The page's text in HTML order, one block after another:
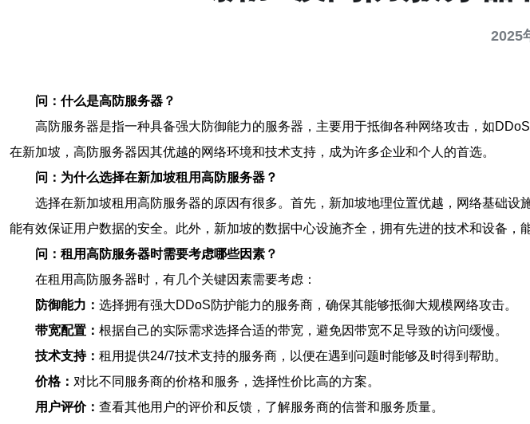
2025
问：什么是高防服务器？
高防服务器是指一种具备强大防御能力的服务器，主要用于抵御各种网络攻击，如
在新加坡，高防服务器因其优越的网络环境和技术支持，成为许多企业和个人的首选。
问：为什么选择在新加坡租用高防服务器？
选择在新加坡租用高防服务器的原因有很多。首先，新加坡地理位置优越，网络基础
能有效保证用户数据的安全。此外，新加坡的数据中心设施齐全，拥有先进的技术和设备，
问：租用高防服务器时需要考虑哪些因素？
在租用高防服务器时，有几个关键因素需要考虑：
防御能力： 选择拥有强大DDoS防护能力的服务商，确保其能够抵御大规模网络攻击。
带宽配置： 根据自己的实际需求选择合适的带宽，避免因带宽不足导致的访问缓慢。
技术支持： 租用提供24/7技术支持的服务商，以便在遇到问题时能够及时得到帮助。
价格： 对比不同服务商的价格和服务，选择性价比高的方案。
用户评价： 查看其他用户的评价和反馈，了解服务商的信誉和服务质量。